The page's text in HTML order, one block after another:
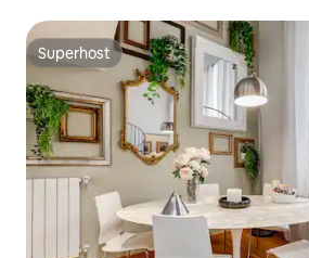
Superhost
Superhost